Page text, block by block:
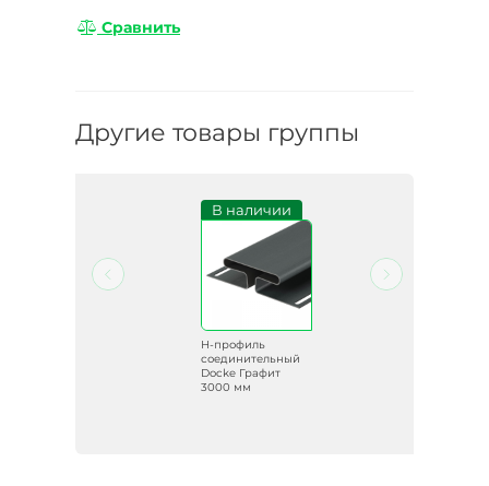
Сравнить
Другие товары группы
В наличии
H-профиль
соединительный
Docke Графит
3000 мм